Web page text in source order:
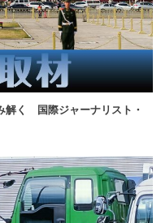
解く 国際ジャーナリスト・